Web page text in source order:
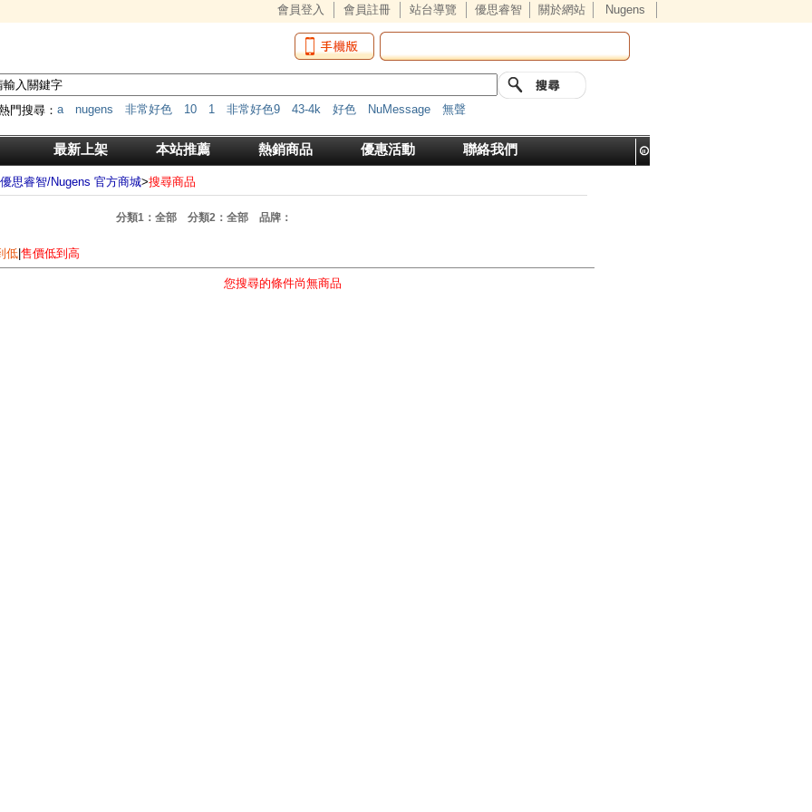
會員登入 會員註冊 站台導覽 優思睿智 關於網站 Nugens
門搜尋： a nugens 非常好色 10 1 非常好色9 43-4k 好色 NuMessage
無聲
傳輸器
最新上架 本站推薦 熱銷商品 優惠活動 聯絡我們
優思睿智/Nugens 官方商城>搜尋商品
分類1：全部 分類2：全部 品牌：
低 售價低到高
您搜尋的條件尚無商品